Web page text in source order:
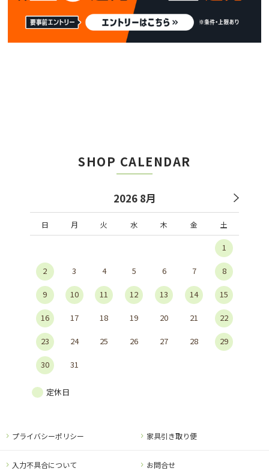
SHOP CALENDAR
2026 8月
日 月 火 水 木 金 土
1
2 3 4 5 6 7 8
9 10 11 12 13 14 15
16 17 18 19 20 21 22
23 24 25 26 27 28 29
30 31
定休日
プライバシーポリシー 家具引き取り便
入力不具合について お問合せ